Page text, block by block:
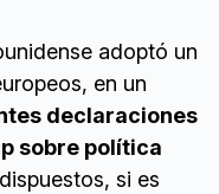
adoptó un
en un
declaraciones
sobre política
si es